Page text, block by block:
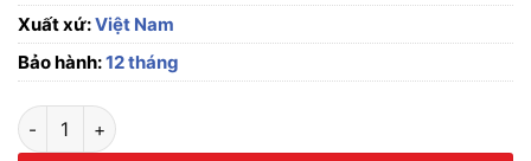
Xuất xứ:Việt Nam
Bảo hành:12 tháng
Cầu dao chống thấm nước IP66, 3 cực, 20A, 500V MPE SW-